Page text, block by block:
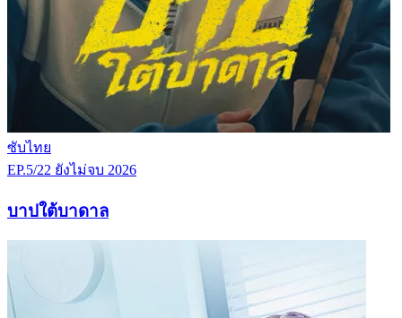
ซับไทย
EP.5/22 ยังไม่จบ 2026
บาปใต้บาดาล